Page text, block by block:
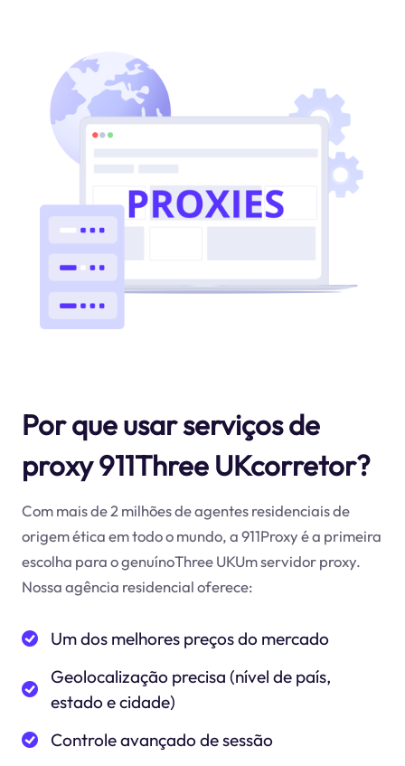
Por que usar serviços de
proxy 911Three UKcorretor?
Com mais de 2 milhões de agentes residenciais de
origem ética em todo o mundo, a 911Proxy é a primeira
escolha para o genuínoThree UKUm servidor proxy.
Nossa agência residencial oferece:
Um dos melhores preços do mercado
Geolocalização precisa (nível de país,
estado e cidade)
Controle avançado de sessão